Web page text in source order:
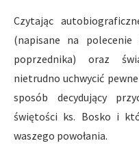
Czytając
(napisane na polecenie
poprzednika) oraz
nietrudno uchwycić
sposób decydujący
świętości ks. Bosko i
waszego powołania.